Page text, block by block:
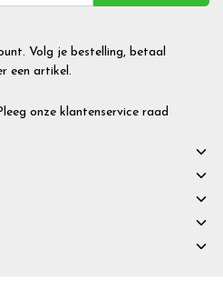
Volg je bestelling, betaal
een artikel.
onze klantenservice raad